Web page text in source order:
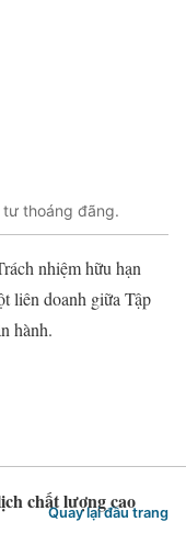
thoáng đãng.
nhiệm hữu hạn
liên doanh giữa Tập
hành.
chất lượng cao
Quay lại đầu trang